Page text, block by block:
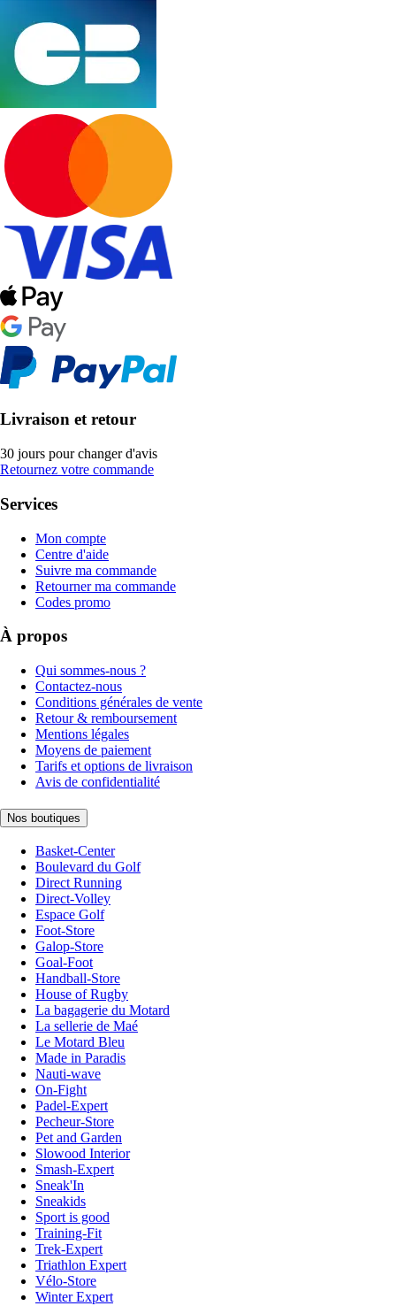
Livraison et retour
30 jours pour changer d'avis
Retournez votre commande
Services
Mon compte
Centre d'aide
Suivre ma commande
Retourner ma commande
Codes promo
À propos
Qui sommes-nous ?
Contactez-nous
Conditions générales de vente
Retour & remboursement
Mentions légales
Moyens de paiement
Tarifs et options de livraison
Avis de confidentialité
Nos boutiques
Basket-Center
Boulevard du Golf
Direct Running
Direct-Volley
Espace Golf
Foot-Store
Galop-Store
Goal-Foot
Handball-Store
House of Rugby
La bagagerie du Motard
La sellerie de Maé
Le Motard Bleu
Made in Paradis
Nauti-wave
On-Fight
Padel-Expert
Pecheur-Store
Pet and Garden
Slowood Interior
Smash-Expert
Sneak'In
Sneakids
Sport is good
Training-Fit
Trek-Expert
Triathlon Expert
Vélo-Store
Winter Expert